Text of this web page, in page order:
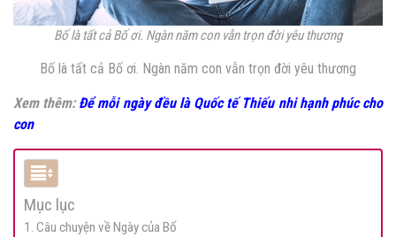
Bố là tất cả Bố ơi. Ngàn năm con vẫn trọn đời yêu thương
Bố là tất cả Bố ơi. Ngàn năm con vẫn trọn đời yêu thương
Xem thêm:Để mỗi ngày đều là Quốc tế Thiếu nhi hạnh phúc cho
con
Mục lục
1. Câu chuyện về Ngày của Bố